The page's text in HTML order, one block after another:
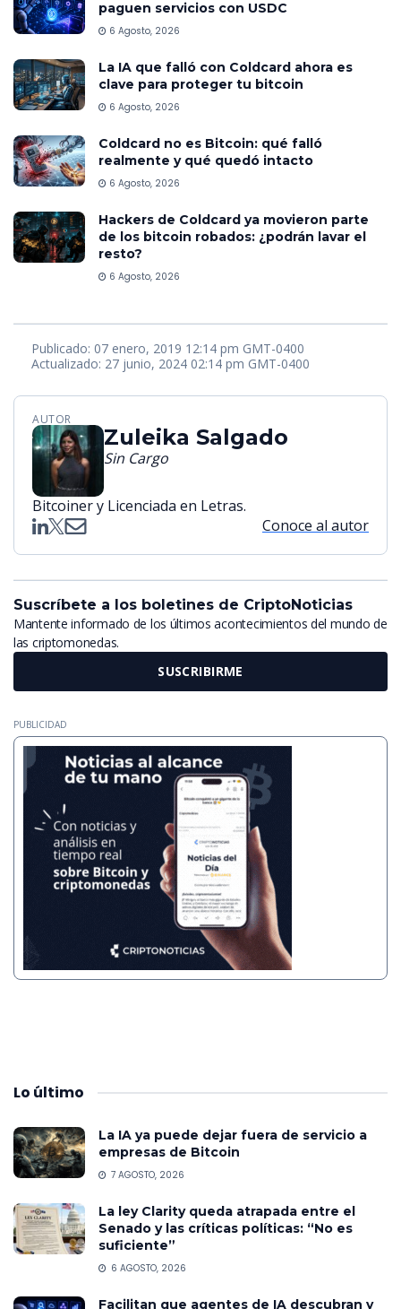
paguen servicios con USDC
6 Agosto, 2026
La IA que falló con Coldcard ahora es
clave para proteger tu bitcoin
6 Agosto, 2026
Coldcard no es Bitcoin: qué falló
realmente y qué quedó intacto
6 Agosto, 2026
Hackers de Coldcard ya movieron parte
de los bitcoin robados: ¿podrán lavar el
resto?
6 Agosto, 2026
Publicado: 07 enero, 2019 12:14 pm GMT-0400
Actualizado: 27 junio, 2024 02:14 pm GMT-0400
AUTOR
Zuleika Salgado
Sin Cargo
Bitcoiner y Licenciada en Letras.
Conoce al autor
Suscríbete a los boletines de CriptoNoticias
Mantente informado de los últimos acontecimientos del mundo de
las criptomonedas.
SUSCRIBIRME
PUBLICIDAD
Lo último
La IA ya puede dejar fuera de servicio a
empresas de Bitcoin
7 AGOSTO, 2026
La ley Clarity queda atrapada entre el
Senado y las críticas políticas: “No es
suficiente”
6 AGOSTO, 2026
Facilitan que agentes de IA descubran y